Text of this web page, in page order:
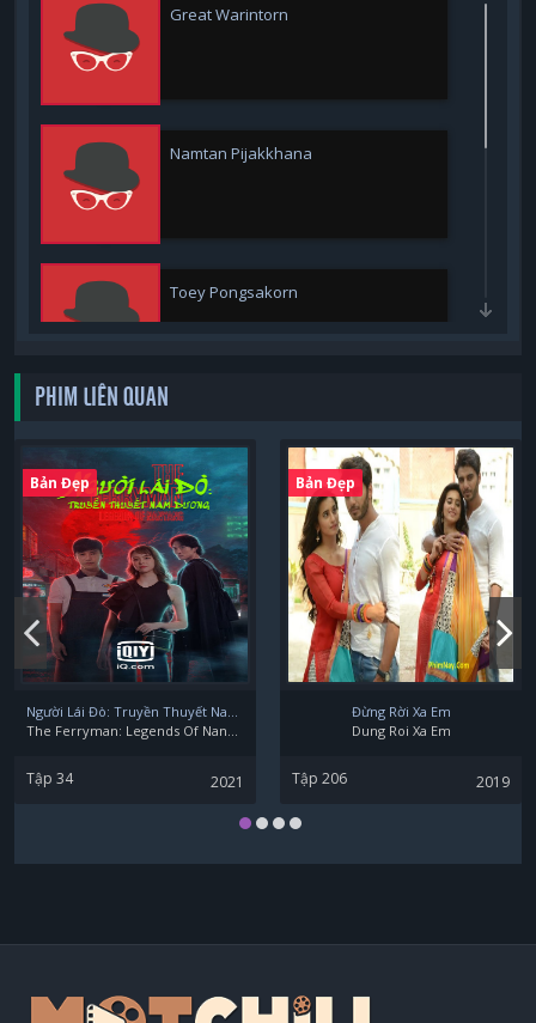
Great Warintorn
Namtan Pijakkhana
Toey Pongsakorn
Fresh Arisara
PHIM LIÊN QUAN
Bản Đẹp
Tập 34 2021
Bản Đẹp
Đừng Rời Xa Em
Dung Roi Xa Em
Tập 206 2019